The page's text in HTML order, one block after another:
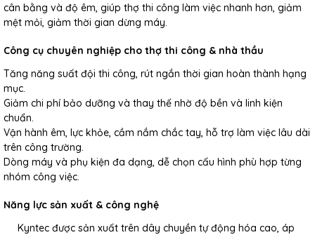
cân bằng và độ êm, giúp thợ thi công làm việc nhanh hơn, giảm
mệt mỏi, giảm thời gian dừng máy.
Công cụ chuyên nghiệp cho thợ thi công & nhà thầu
Tăng năng suất đội thi công, rút ngắn thời gian hoàn thành hạng
mục.
Giảm chi phí bảo dưỡng và thay thế nhờ độ bền và linh kiện
chuẩn.
Vận hành êm, lực khỏe, cầm nắm chắc tay, hỗ trợ làm việc lâu dài
trên công trường.
Dòng máy và phụ kiện đa dạng, dễ chọn cấu hình phù hợp từng
nhóm công việc.
Năng lực sản xuất & công nghệ
Kyntec được sản xuất trên dây chuyền tự động hóa cao, áp